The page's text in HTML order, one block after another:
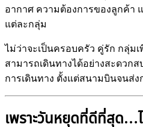
อากาศ ความต้องการของลูกค้า
แต่ละกลุ่ม
ไม่ว่าจะเป็นครอบครัว คู่รัก กลุ่ม
สามารถเดินทางได้อย่างสะดวก
การเดินทาง ตั้งแต่สนามบินจนส่
เพราะวันหยุดที่ดีที่สุด…